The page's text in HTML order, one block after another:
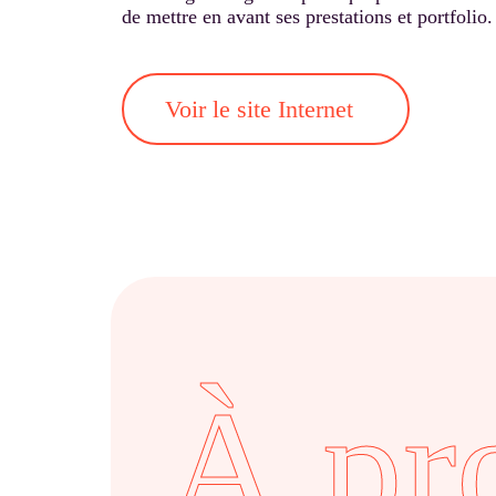
de mettre en avant ses prestations et portfolio.
Voir le site Internet